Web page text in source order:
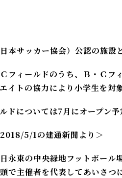
本サッカー協会）公認の施設
フィールドのうち、Ｂ・Ｃ
イトの協力により小学生を対
ドについては7月にオープン予
5/1の建通新聞より＞
永東の中央緑地フットボール
で主催者を代表してあいさつ